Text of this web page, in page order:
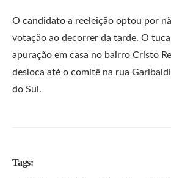
O candidato a reeleição optou por
votação ao decorrer da tarde. O
apuração em casa no bairro Cristo
desloca até o comitê na rua
do Sul.
Tags: